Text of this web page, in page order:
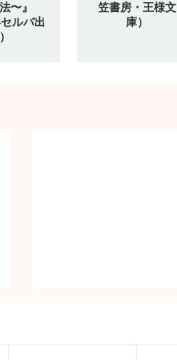
〜』
セルバ出
笠書房・王様文
庫）